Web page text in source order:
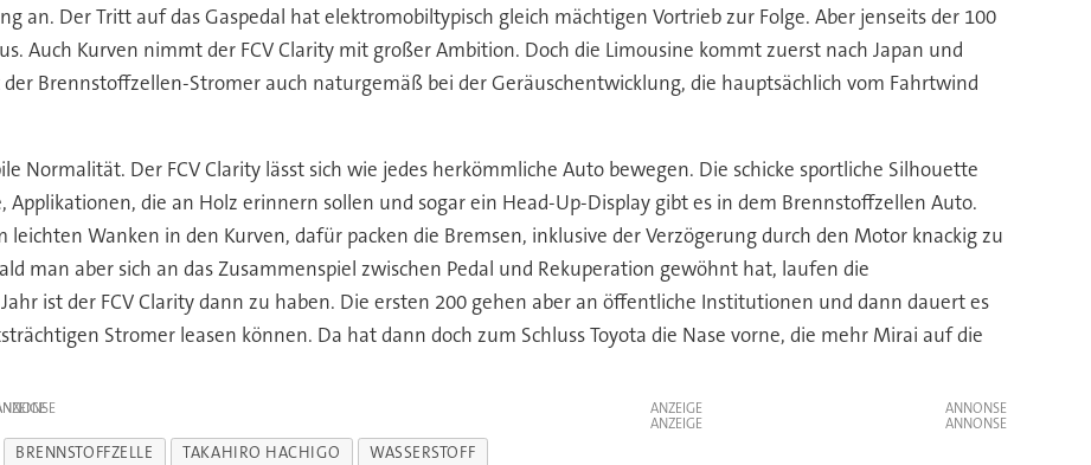
an. Der Tritt auf das Gaspedal hat elektromobiltypisch gleich mächtigen Vortrieb zur Folge. Aber jenseits der 100
Auch Kurven nimmt der FCV Clarity mit großer Ambition. Doch die Limousine kommt zuerst nach Japan und
Brennstoffzellen-Stromer auch naturgemäß bei der Geräuschentwicklung, die hauptsächlich vom Fahrtwind
Normalität. Der FCV Clarity lässt sich wie jedes herkömmliche Auto bewegen. Die schicke sportliche Silhouette
die an Holz erinnern sollen und sogar ein Head-Up-Display gibt es in dem Brennstoffzellen Auto.
Wanken in den Kurven, dafür packen die Bremsen, inklusive der Verzögerung durch den Motor knackig zu
man aber sich an das Zusammenspiel zwischen Pedal und Rekuperation gewöhnt hat, laufen die
ist der FCV Clarity dann zu haben. Die ersten 200 gehen aber an öffentliche Institutionen und dann dauert es
Stromer leasen können. Da hat dann doch zum Schluss Toyota die Nase vorne, die mehr Mirai auf die
ANZEIGE
ANZEIGE
BRENNSTOFFZELLE TAKAHIRO HACHIGO WASSERSTOFF